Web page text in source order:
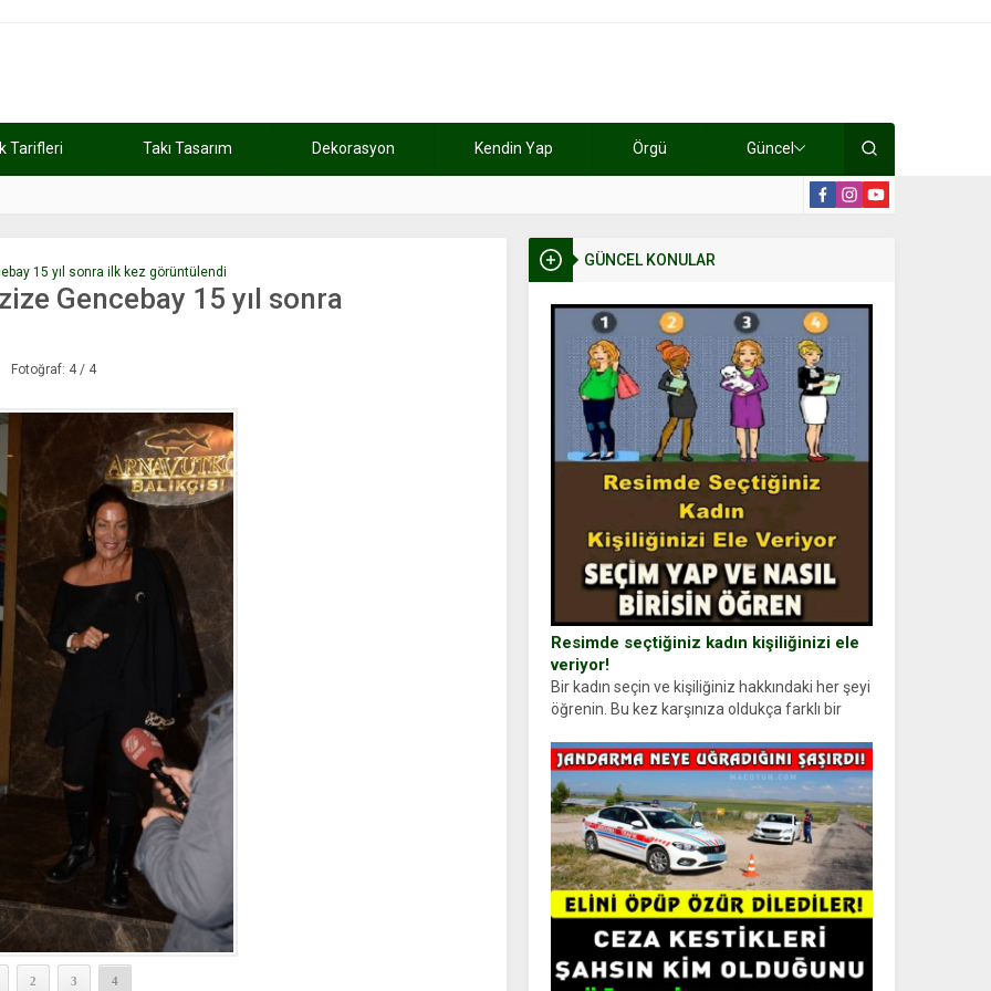
Tarifleri Takı Tasarım Dekorasyon Kendin Yap Örgü Güncel
GÜNCEL KONULAR
Resimde seçtiğiniz kadın kişiliğinizi ele
veriyor!
Bir kadın seçin ve kişiliğiniz hakkındaki her şeyi
öğrenin. Bu kez karşınıza oldukça farklı bir
kadın figürlerinden dikkatinizi en...
15 yıl sonra ilk kez görüntülendi
Gencebay 15 yıl sonra
Fotoğraf: 4 / 4
2 3 4